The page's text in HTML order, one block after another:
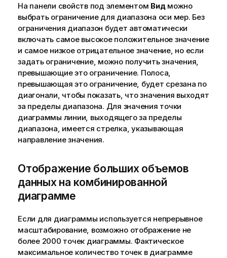
На панели свойств под элементом Видможно
выбрать ограничение для диапазона оси мер. Без
ограничения диапазон будет автоматически
включать самое высокое положительное значение
и самое низкое отрицательное значение, но если
задать ограничение, можно получить значения,
превышающие это ограничение. Полоса,
превышающая это ограничение, будет срезана по
диагонали, чтобы показать, что значения выходят
за пределы диапазона. Для значения точки
диаграммы линии, выходящего за пределы
диапазона, имеется стрелка, указывающая
направление значения.
Отображение больших объемов
данных на комбинированной
диаграмме
Если для диаграммы используется непрерывное
масштабирование, возможно отображение не
более 2000 точек диаграммы. Фактическое
максимальное количество точек в диаграмме